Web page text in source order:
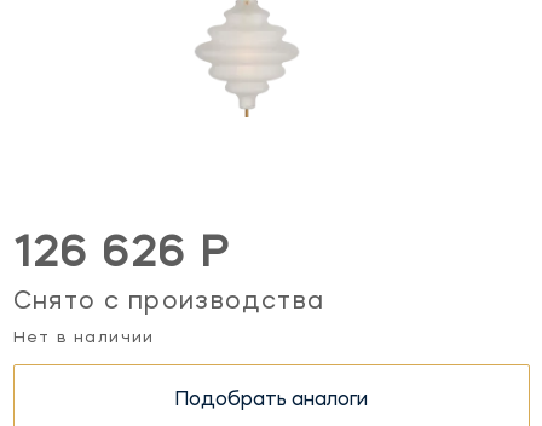
126 626 Р
Снято с производства
Нет в наличии
Подобрать аналоги